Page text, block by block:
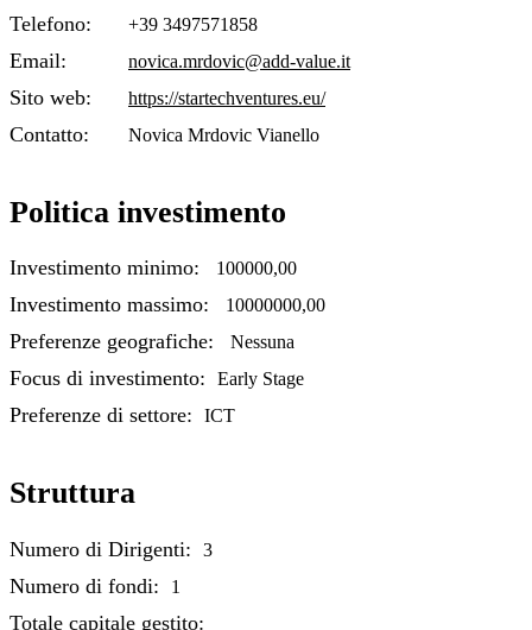
Telefono: +39 3497571858
Email: novica.mrdovic@add-value.it
Sito web: https://startechventures.eu/
Contatto: Novica Mrdovic Vianello
Politica investimento
Investimento minimo: 100000,00
Investimento massimo: 10000000,00
Preferenze geografiche: Nessuna
Focus di investimento: Early Stage
Preferenze di settore: ICT
Struttura
Numero di Dirigenti: 3
Numero di fondi: 1
Totale capitale gestito: